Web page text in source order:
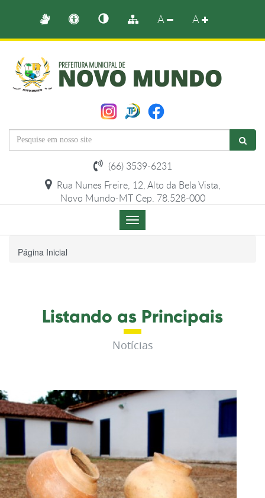
A A
(66) 3539-6231
Rua Nunes Freire, 12, Alto da Bela Vista,
Novo Mundo-MT Cep. 78.528-000
Menu
de
Página Inicial
Listando as Principais
Notícias